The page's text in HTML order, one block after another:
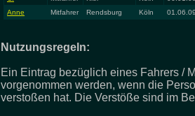
Anne
Mitfahrer Rendsburg Köln
Nutzungsregeln:
Ein Eintrag bezüglich eines Fahrers /
vorgenommen werden, wenn die
verstoßen hat. Die Verstöße sind im